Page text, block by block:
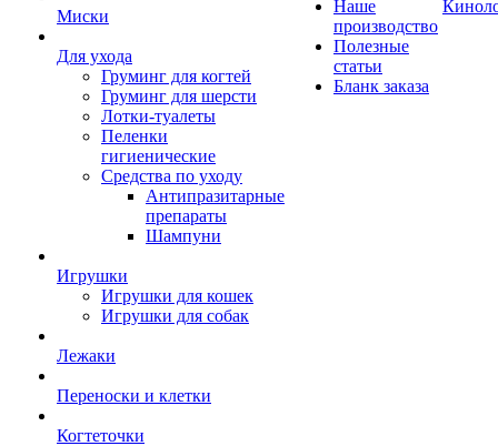
Миски
Для ухода
Груминг для когтей
Груминг для шерсти
Лотки-туалеты
Пеленки
гигиенические
Средства по уходу
Антипразитарные
препараты
Шампуни
Игрушки
Игрушки для кошек
Игрушки для собак
Лежаки
Переноски и клетки
Когтеточки
Наше
производство
Полезные
статьи
Бланк заказа